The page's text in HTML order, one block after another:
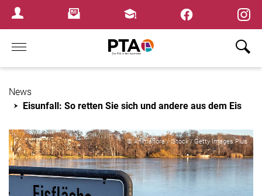
Login MenuNewsletterFortbildungen
Home
News
Eisunfall: So retten Sie sich und andere aus dem Eis
© Animaflora / iStock / Getty Images Plus
×